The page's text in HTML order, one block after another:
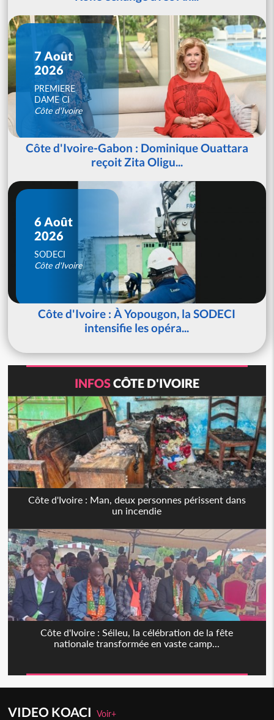
7 Août
2026
PREMIERE
DAME CI
Côte d'Ivoire
Côte d'Ivoire-Gabon : Dominique Ouattara
reçoit Zita Oligu...
6 Août
2026
SODECI
Côte d'Ivoire
Côte d'Ivoire : À Yopougon, la SODECI
intensifie les opéra...
INFOSCÔTE D'IVOIRE
Côte d'Ivoire : Man, deux personnes périssent dans
un incendie
Côte d'Ivoire : Séileu, la célébration de la fête
nationale transformée en vaste camp...
VIDEO KOACIVoir+